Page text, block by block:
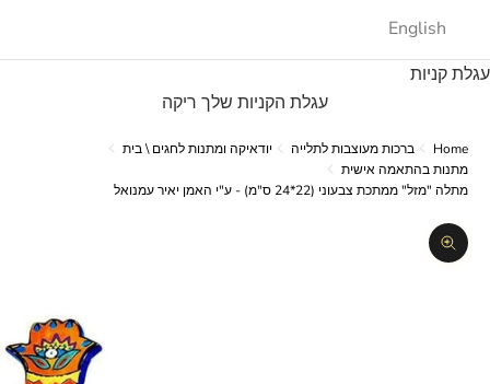
English
עגלת קניות
עגלת הקניות שלך ריקה
Home ברכות מעוצבות לתלייה
יודאיקה ומתנות לחגים \ בית
מתנות בהתאמה אישית
מתלה "מזל" ממתכת צבעוני (22*24 ס"מ) - ע"י האמן יאיר עמנואל
תקריב